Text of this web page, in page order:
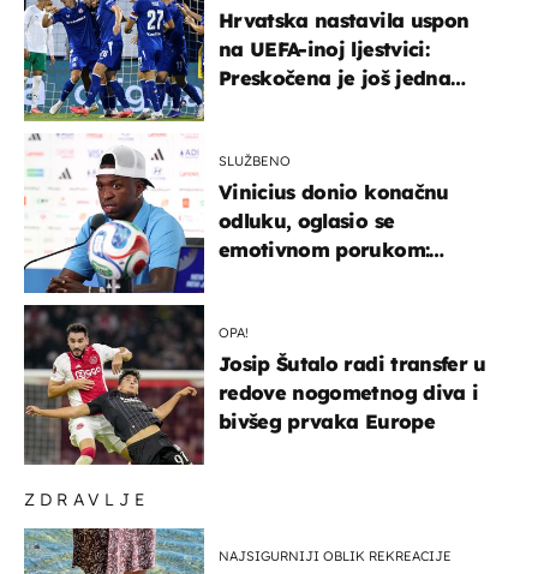
ZDRAVLJE
NAJSIGURNIJI OBLIK REKREACIJE
Hrvatska nastavila uspon
na UEFA-inoj ljestvici:
Preskočena je još jedna
SLUŽBENO
Vinicius donio konačnu
odluku, oglasio se
emotivnom porukom:
OPA!
Josip Šutalo radi transfer u
redove nogometnog diva i
bivšeg prvaka Europe